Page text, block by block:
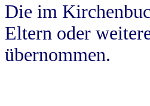
Die im
Eltern oder
übernommen.